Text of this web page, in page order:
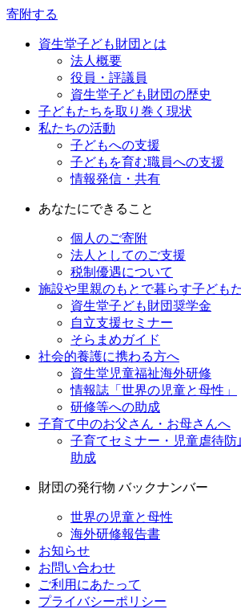
寄附する
資生堂子ども財団とは
法人概要
役員・評議員
資生堂子ども財団の歴史
子どもたちを取り巻く現状
私たちの活動
子どもへの支援
子どもを育む職員への支援
情報発信・共有
あなたにできること
個人のご寄附
法人としてのご支援
税制優遇について
施設や里親のもとで暮らす子ども
資生堂子ども財団奨学金
自立支援セミナー
そらまめガイド
社会的養護に携わる方へ
資生堂児童福祉海外研修
情報誌「世界の児童と母性」
研修等への助成
子育て中のお父さん・お母さんへ
子育てセミナー・児童虐待
助成
財団の発行物 バックナンバー
世界の児童と母性
海外研修報告書
お知らせ
お問い合わせ
ご利用にあたって
プライバシーポリシー